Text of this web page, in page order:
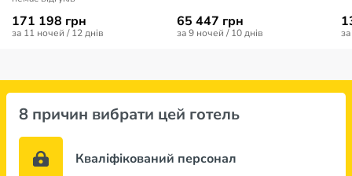
171 198 грн
за 11 ночей / 12 днів
65 447 грн
за 9 ночей / 10 днів
8 причин вибрати цей готель
Кваліфікований персонал